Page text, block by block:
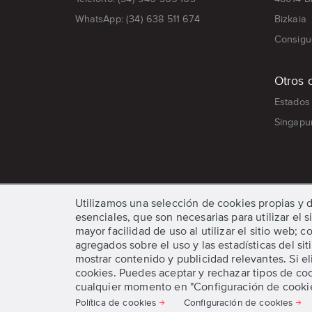
WhatsApp: (34) 638 511 674
Bizkaia
Otros
Utilizamos una selección de cookies propias y
esenciales, que son necesarias para utilizar el
mayor facilidad de uso al utilizar el sitio web;
agregados sobre el uso y las estadísticas del
mostrar contenido y publicidad relevantes. Si
cookies. Puedes aceptar y rechazar tipos de
cualquier momento en "Configuración de
Política de cookies Configuración de cookies